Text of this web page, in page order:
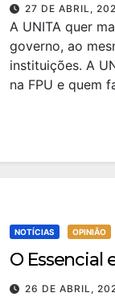
27 DE ABRIL,
A UNITA quer
governo, ao
instituições. A
na FPU e quem
NOTÍCIAS OPINIÃO
O Essencial
26 DE ABRIL,